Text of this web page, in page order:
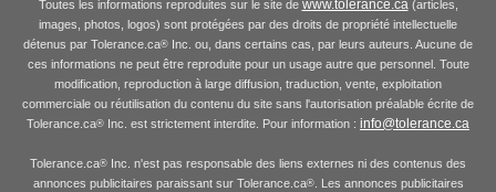
Toutes les informations reproduites sur le site de www.tolerance.ca(articles,
images, photos, logos) sont protégées par des droits de propriété intellectuelle
détenus par Tolerance.ca® Inc. ou, dans certains cas, par leurs auteurs. Aucune de
ces informations ne peut être reproduite pour un usage autre que personnel. Toute
modification, reproduction à large diffusion, traduction, vente, exploitation
commerciale ou réutilisation du contenu du site sans l'autorisation préalable écrite de
Tolerance.ca® Inc. est strictement interdite. Pour information : info@tolerance.ca
Tolerance.ca® Inc. n'est pas responsable des liens externes ni des contenus des
annonces publicitaires paraissant sur Tolerance.ca®. Les annonces publicitaires